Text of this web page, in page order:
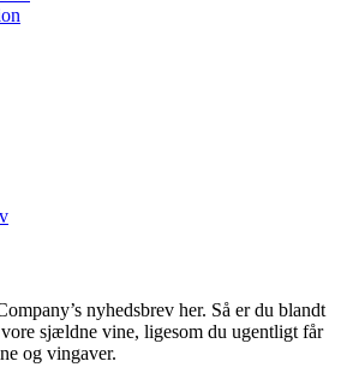
nyhedsbrev her. Så er du blandt
sjældne vine, ligesom du ugentligt får
og vingaver.